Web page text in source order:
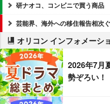
研ナオコ、コンビニで買う商品
芸能界、海外への移住報告相次ぐ
オリコン インフォメーシ
2026年7月
勢ぞろい！